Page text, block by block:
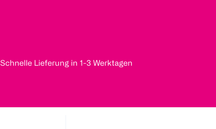
Schnelle Lieferung in 1-3 Werktagen